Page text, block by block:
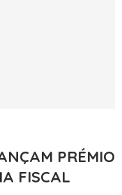
PRÉMIO
FISCAL